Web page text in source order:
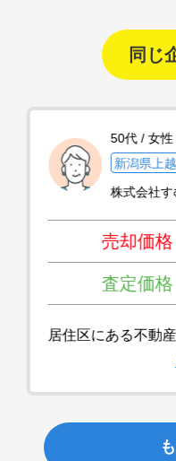
同じ
50代 / 女性
新潟県上
株式会社す
売却価格
査定価格
居住区にある不動